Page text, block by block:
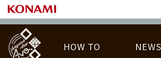
HOW TO NEWS